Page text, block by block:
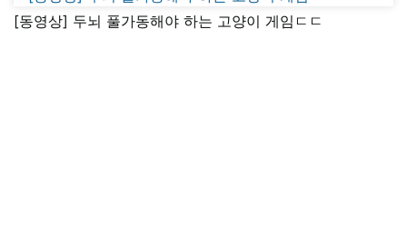
[동영상] 두뇌 풀가동해야 하는 고양이 게임ㄷㄷ